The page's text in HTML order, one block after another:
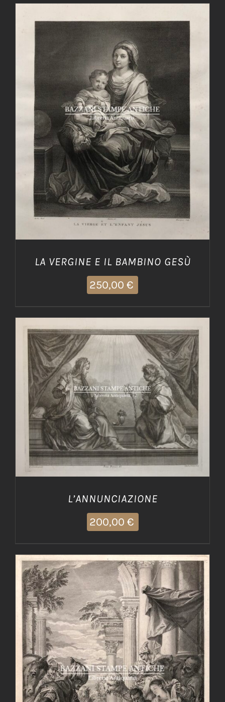
AGGIUNGI AL CARRELLO / DETTAGLI
LA VERGINE E IL BAMBINO GESÙ
250,00 €
AGGIUNGI AL CARRELLO / DETTAGLI
L’ANNUNCIAZIONE
200,00 €
AGGIUNGI AL CARRELLO / DETTAGLI